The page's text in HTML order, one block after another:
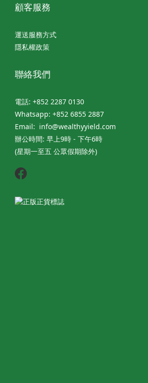
顧客服務
運送服務方式
隱私權政策
聯絡我們
電話: +852 2287 0130
Whatsapp: +852 6855 2887
Email: info@wealthyyield.com
辦公時間: 早上9時 - 下午6時
(星期一至五 公眾假期除外)